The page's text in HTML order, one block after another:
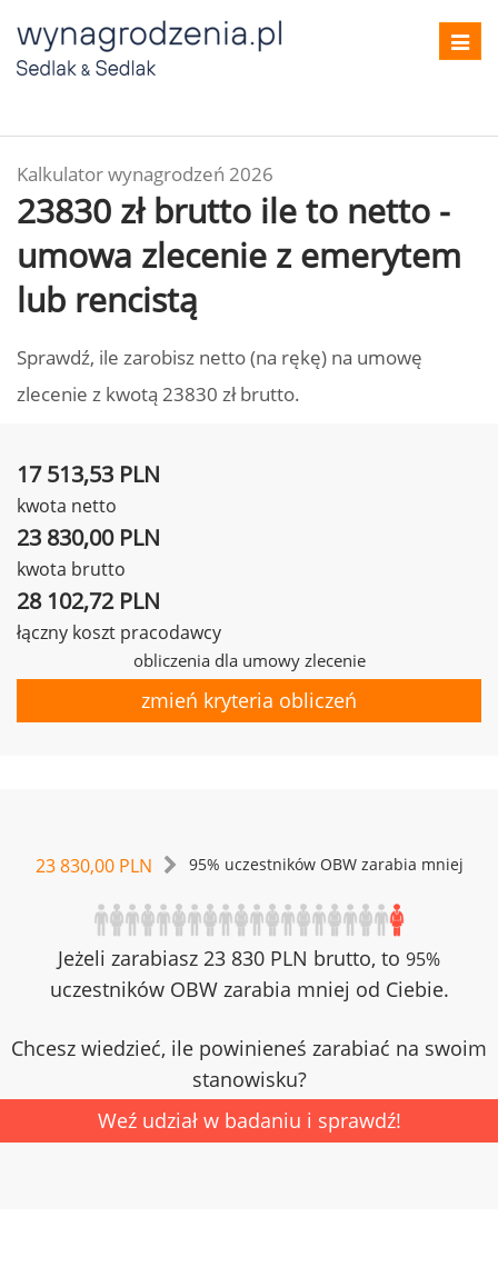
Kalkulator wynagrodzeń 2026
23830 zł brutto ile to netto -
umowa zlecenie z emerytem
lub rencistą
Sprawdź, ile zarobisz netto (na rękę) na umowę
zlecenie z kwotą 23830 zł brutto.
17 513,53 PLN
kwota netto
23 830,00 PLN
kwota brutto
28 102,72 PLN
łączny koszt pracodawcy
obliczenia dla umowy zlecenie
zmień kryteria obliczeń
23 830,00 PLN 95% uczestników OBW zarabia mniej
Jeżeli zarabiasz 23 830 PLN brutto, to 95%
uczestników OBW zarabia mniej od Ciebie.
Chcesz wiedzieć, ile powinieneś zarabiać na swoim
stanowisku?
Weź udział w badaniu i sprawdź!